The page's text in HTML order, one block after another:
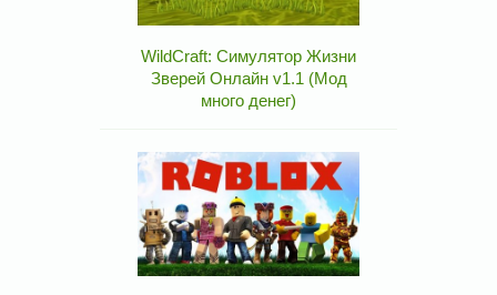
WildCraft: Симулятор Жизни
Зверей Онлайн v1.1 (Мод
много денег)